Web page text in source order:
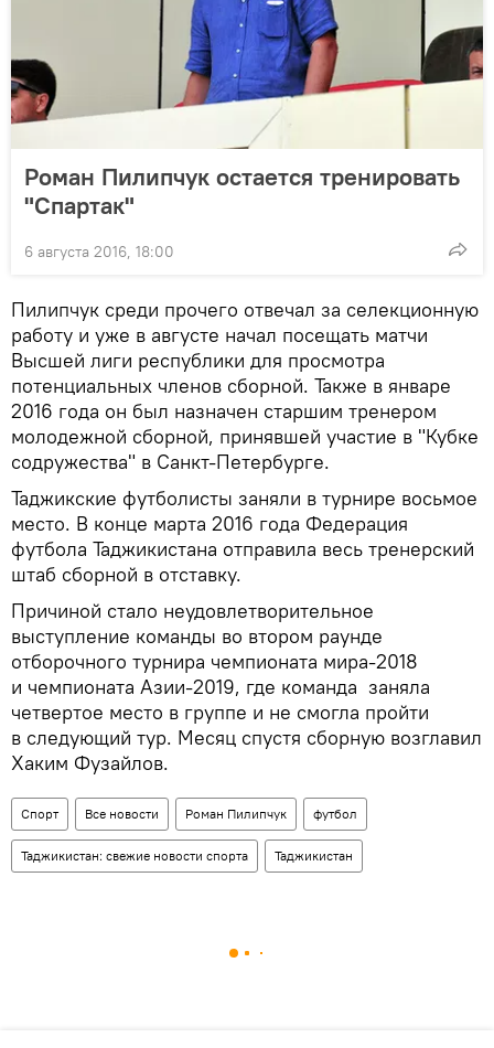
Роман Пилипчук остается тренировать
"Спартак"
6 августа 2016, 18:00
Пилипчук среди прочего отвечал за селекционную
работу и уже в августе начал посещать матчи
Высшей лиги республики для просмотра
потенциальных членов сборной. Также в январе
2016 года он был назначен старшим тренером
молодежной сборной, принявшей участие в "Кубке
содружества" в Санкт-Петербурге.
Таджикские футболисты заняли в турнире восьмое
место. В конце марта 2016 года Федерация
футбола Таджикистана отправила весь тренерский
штаб сборной в отставку.
Причиной стало неудовлетворительное
выступление команды во втором раунде
отборочного турнира чемпионата мира-2018
и чемпионата Азии-2019, где команда заняла
четвертое место в группе и не смогла пройти
в следующий тур. Месяц спустя сборную возглавил
Хаким Фузайлов.
Спорт Все новости Роман Пилипчук футбол
Таджикистан: свежие новости спорта Таджикистан